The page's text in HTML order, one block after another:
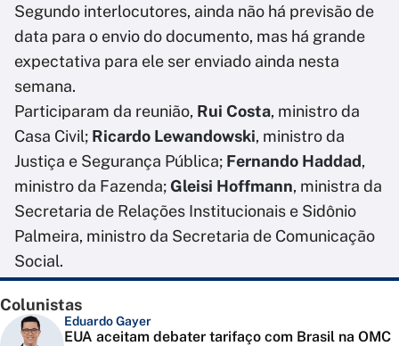
Segundo interlocutores, ainda não há previsão de
data para o envio do documento, mas há grande
expectativa para ele ser enviado ainda nesta
semana.
Participaram da reunião, Rui Costa, ministro da
Casa Civil; Ricardo Lewandowski, ministro da
Justiça e Segurança Pública; Fernando Haddad,
ministro da Fazenda;Gleisi Hoffmann, ministra da
Secretaria de Relações Institucionais e Sidônio
Palmeira, ministro da Secretaria de Comunicação
Social.
Colunistas
Eduardo Gayer
EUA aceitam debater tarifaço com Brasil na OMC